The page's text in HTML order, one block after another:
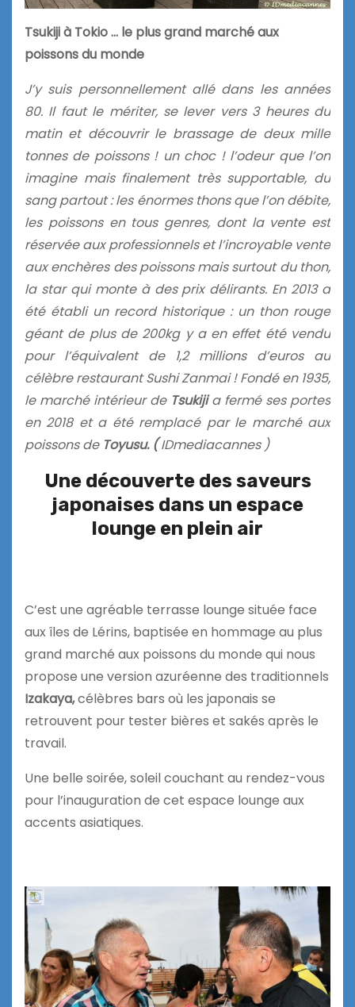
Tsukiji à Tokio … le plus grand marché aux
poissons du monde
J’y suis personnellement allé dans les années
80. Il faut le mériter, se lever vers 3 heures du
matin et découvrir le brassage de deux mille
tonnes de poissons ! un choc ! l’odeur que l’on
imagine mais finalement très supportable, du
sang partout : les énormes thons que l’on débite,
les poissons en tous genres, dont la vente est
réservée aux professionnels et l’incroyable vente
aux enchères des poissons mais surtout du thon,
la star qui monte à des prix délirants. En 2013 a
été établi un record historique : un thon rouge
géant de plus de 200kg y a en effet été vendu
pour l’équivalent de 1,2 millions d’euros au
célèbre restaurant Sushi Zanmai ! Fondé en 1935,
le marché intérieur de Tsukijia fermé ses portes
en 2018 et a été remplacé par le marché aux
poissons de Toyusu. (IDmediacannes )
Une découverte des saveurs
japonaises dans un espace
lounge en plein air
C’est une agréable terrasse lounge située face
aux îles de Lérins, baptisée en hommage au plus
grand marché aux poissons du monde qui nous
propose une version azuréenne des traditionnels
Izakaya,célèbres bars où les japonais se
retrouvent pour tester bières et sakés après le
travail.
Une belle soirée, soleil couchant au rendez-vous
pour l’inauguration de cet espace lounge aux
accents asiatiques.